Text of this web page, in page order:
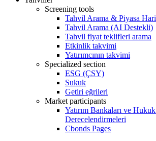
Screening tools
Tahvil Arama & Piyasa
Tahvil Arama (AI Destekli)
Tahvil fiyat teklifleri arama
Etkinlik takvimi
Yatırımcının takvimi
Specialized section
ESG (ÇSY)
Sukuk
Getiri eğrileri
Market participants
Yatırım Bankaları ve Hukuk
Derecelendirmeleri
Cbonds Pages